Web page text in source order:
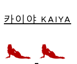
카이야 KAIYA